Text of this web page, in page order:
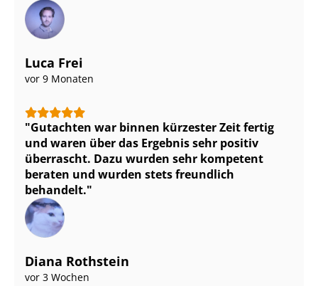
Luca Frei
vor 9 Monaten
Gutachten war binnen kürzester Zeit fertig
und waren über das Ergebnis sehr positiv
überrascht. Dazu wurden sehr kompetent
beraten und wurden stets freundlich
behandelt.
Diana Rothstein
vor 3 Wochen